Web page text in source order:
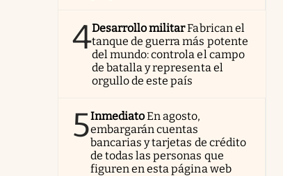
4Desarrollo militarFabrican el
tanque de guerra más potente
del mundo: controla el campo
de batalla y representa el
orgullo de este país
5InmediatoEn agosto,
embargarán cuentas
bancarias y tarjetas de crédito
de todas las personas que
figuren en esta página web